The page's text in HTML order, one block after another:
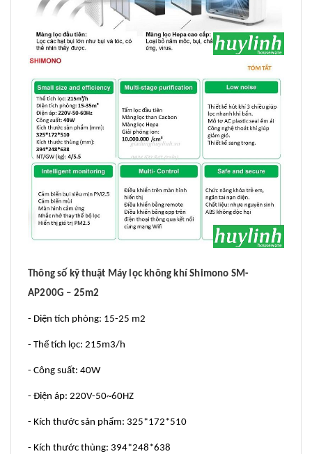
Thông số kỹ thuật Máy lọc không khí Shimono SM-
AP200G – 25m2
- Diện tích phòng: 15-25 m2
- Thể tích lọc: 215m3/h
- Công suất: 40W
- Điện áp: 220V-50~60HZ
- Kích thước sản phẩm: 325*172*510
- Kích thước thùng: 394*248*638